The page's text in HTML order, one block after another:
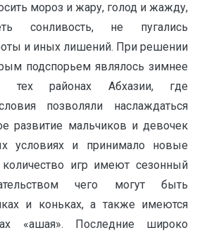
мороз и жару, голод и жажду,
сонливость, не пугались
и иных лишений. При решении
подспорьем являлось зимнее
районах Абхазии, где
позволяли наслаждаться
развитие мальчиков и девочек
условиях и принимало новые
игр имеют сезонный
чего могут быть
и коньках, а также имеются
«ашая». Последние широко